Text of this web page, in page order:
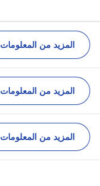
المزيد من المعلومات
المزيد من المعلومات
المزيد من المعلومات